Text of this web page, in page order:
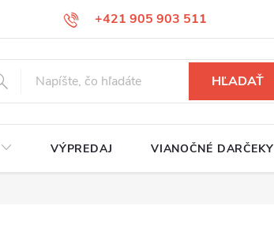
+421 905 903 511
Reklamačný poriadok Služby Kontakty
HĽADAŤ
VÝPREDAJ VIANOČNÉ DARČEKY